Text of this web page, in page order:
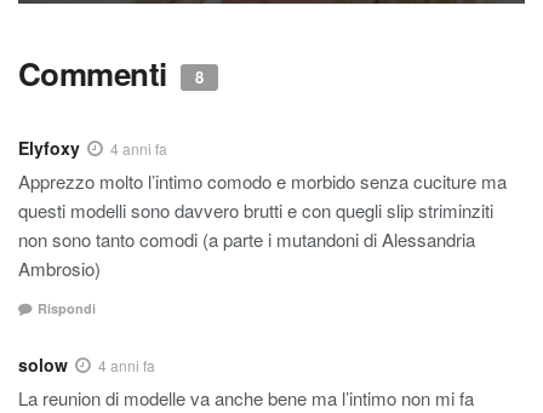
Commenti 8
Elyfoxy 4 anni fa
Apprezzo molto l’intimo comodo e morbido senza cuciture ma
questi modelli sono davvero brutti e con quegli slip striminziti
non sono tanto comodi (a parte i mutandoni di Alessandria
Ambrosio)
Rispondi
solow 4 anni fa
La reunion di modelle va anche bene ma l’intimo non mi fa